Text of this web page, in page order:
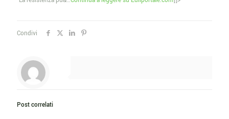
Condivi
Post correlati